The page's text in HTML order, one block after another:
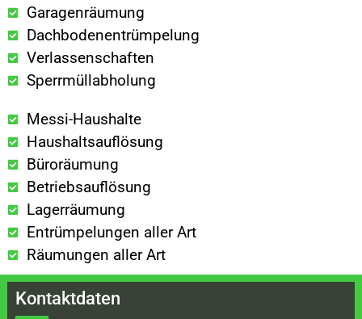
Garagenräumung
Dachbodenentrümpelung
Verlassenschaften
Sperrmüllabholung
Messi-Haushalte
Haushaltsauflösung
Büroräumung
Betriebsauflösung
Lagerräumung
Entrümpelungen aller Art
Räumungen aller Art
Kontaktdaten